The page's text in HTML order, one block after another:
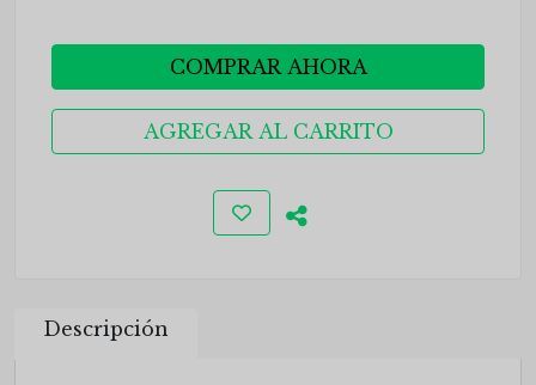
COMPRAR AHORA
AGREGAR AL CARRITO
Descripción